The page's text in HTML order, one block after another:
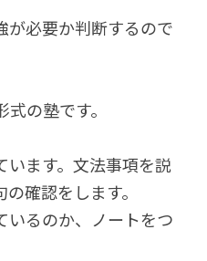
が必要か判断するので
の塾です。
います。文法事項を説
確認をします。
いるのか、ノートをつ